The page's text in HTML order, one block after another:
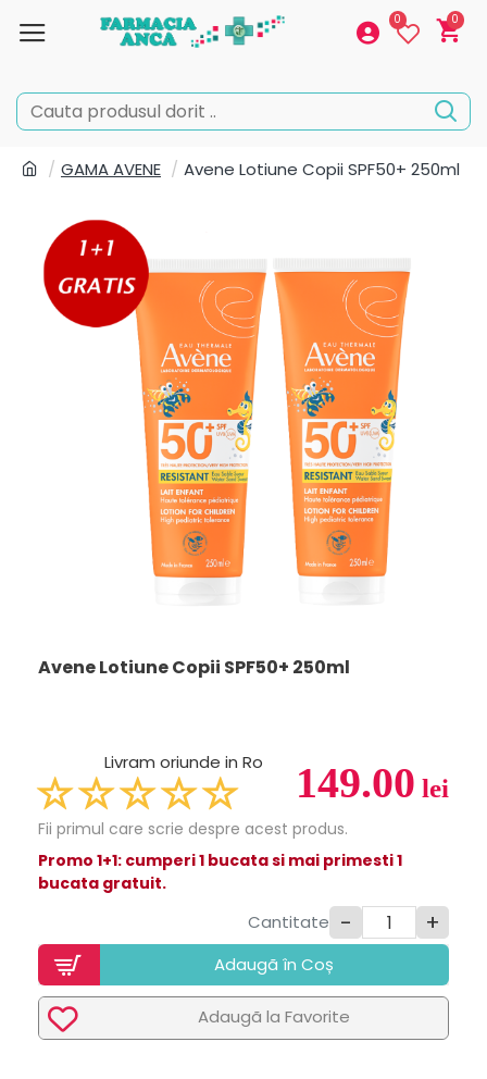
0 0
GAMA AVENE Avene Lotiune Copii SPF50+ 250ml
Avene Lotiune Copii SPF50+ 250ml
149.00 lei
Livram oriunde in Ro
Fii primul care scrie despre acest produs.
Promo 1+1: cumperi 1 bucata si mai primesti 1
bucata gratuit.
Cantitate - +
Adaugã în Coș
Adaugã la Favorite